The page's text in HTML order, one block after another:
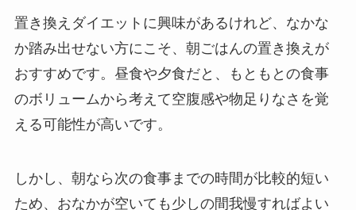
置き換えダイエットに興味があるけれど、なかな
か踏み出せない方にこそ、朝ごはんの置き換えが
おすすめです。 昼食や夕食だと、もともとの食事
のボリュームから考えて空腹感や物足りなさを覚
える可能性が高いです。
しかし、朝なら次の食事までの時間が比較的短い
ため、おなかが空いても少しの間我慢すればよい